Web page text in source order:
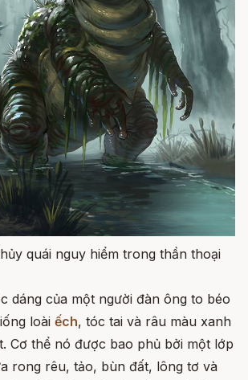
quái nguy hiểm trong thần thoại
dáng của một người đàn ông to béo
loài ếch, tóc tai và râu màu xanh
Cơ thể nó được bao phủ bởi một lớp
rong rêu, tảo, bùn đất, lông tơ và